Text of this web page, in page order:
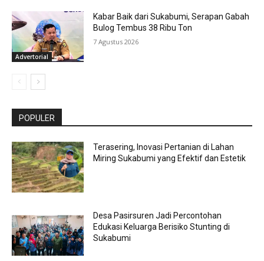
Advertorial
Kabar Baik dari Sukabumi, Serapan Gabah
Bulog Tembus 38 Ribu Ton
7 Agustus 2026
POPULER
Terasering, Inovasi Pertanian di Lahan
Miring Sukabumi yang Efektif dan Estetik
Desa Pasirsuren Jadi Percontohan
Edukasi Keluarga Berisiko Stunting di
Sukabumi